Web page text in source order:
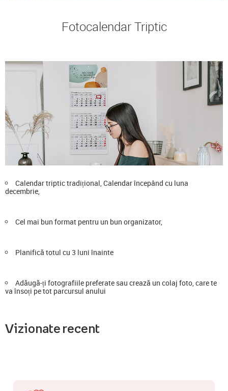
Fotocalendar Triptic
Calendar triptic tradițional, Calendar începând cu luna
decembrie,
Cel mai bun format pentru un bun organizator,
Planifică totul cu 3 luni înainte
Adăugă-ți fotografiile preferate sau crează un colaj foto, care te
va însoți pe tot parcursul anului
Vizionate recent